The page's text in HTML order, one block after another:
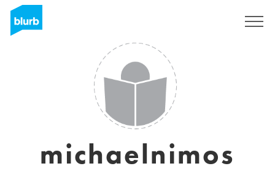
michaelnimos